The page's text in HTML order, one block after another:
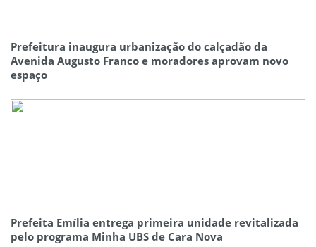
Prefeitura inaugura urbanização do calçadão da
Avenida Augusto Franco e moradores aprovam novo
espaço
Prefeita Emília entrega primeira unidade revitalizada
pelo programa Minha UBS de Cara Nova